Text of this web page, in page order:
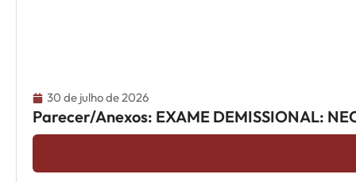
30 de julho de 2026
Parecer/Anexos: EXAME DEMISSIONAL: